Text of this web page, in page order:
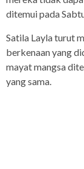
ditemui pada
Satila Layla turut
berkenaan yang
mayat mangsa
yang sama.